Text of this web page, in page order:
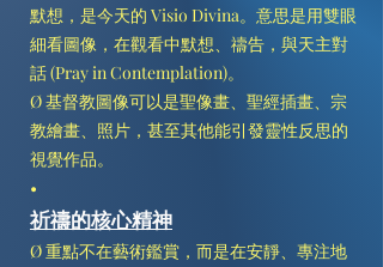
默想，是今天的 Visio Divina。意思是用雙眼
細看圖像，在觀看中默想、禱告，與天主對
話 (Pray in Contemplation)。
Ø 基督教圖像可以是聖像畫、聖經插畫、宗
教繪畫、照片，甚至其他能引發靈性反思的
視覺作品。
•
祈禱的核心精神
Ø 重點不在藝術鑑賞，而是在安靜、專注地